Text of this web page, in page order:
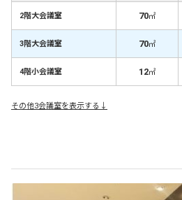
2階大会議室 70㎡
3階大会議室 70㎡
4階小会議室 12㎡
その他3会議室を表示する↓